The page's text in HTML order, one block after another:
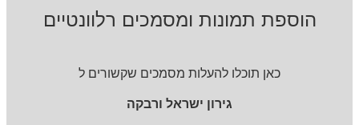
הוספת תמונות ומסמכים רלוונטיים
כאן תוכלו להעלות מסמכים שקשורים ל
גירון ישראל ורבקה